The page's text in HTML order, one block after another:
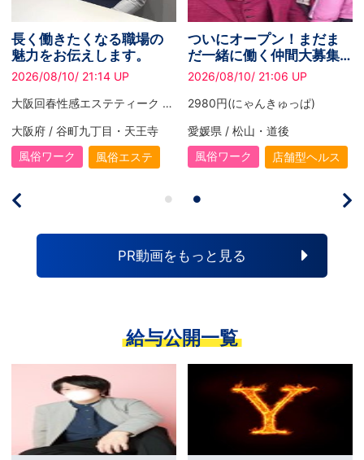
長く働きたくなる職場の
魅力をお伝えします。
2026/08/10/ 21:14 UP
大阪回春性感エステティーク 谷九店【スピードグループ】
大阪府 / 谷町九丁目・天王寺
風俗ワーク
風俗エステ
ついにオープン！まだま
だ一緒に働く仲間大募集
中です！
2026/08/10/ 21:06 UP
2980円(にゃんきゅっぱ)
愛媛県 / 松山・道後
風俗ワーク
店舗型ヘルス
PR動画をもっと見る
給与公開一覧